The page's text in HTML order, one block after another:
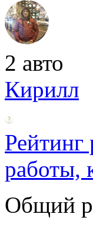
2 авто
Кирилл
Рейтинг
работы,
Общий